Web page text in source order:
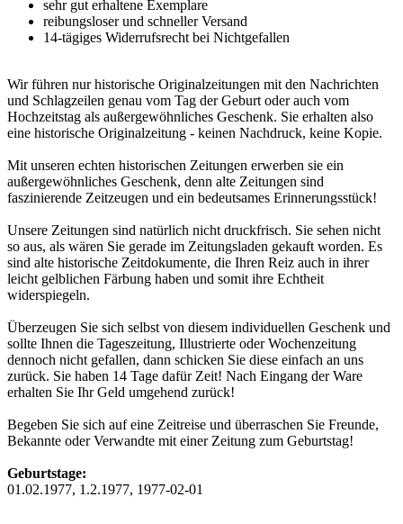
sehr gut erhaltene Exemplare
reibungsloser und schneller Versand
14-tägiges Widerrufsrecht bei Nichtgefallen
Wir führen nur historische Originalzeitungen mit den Nachrichten
und Schlagzeilen genau vom Tag der Geburt oder auch vom
Hochzeitstag als außergewöhnliches Geschenk. Sie erhalten also
eine historische Originalzeitung - keinen Nachdruck, keine Kopie.
Mit unseren echten historischen Zeitungen erwerben sie ein
außergewöhnliches Geschenk, denn alte Zeitungen sind
faszinierende Zeitzeugen und ein bedeutsames Erinnerungsstück!
Unsere Zeitungen sind natürlich nicht druckfrisch. Sie sehen nicht
so aus, als wären Sie gerade im Zeitungsladen gekauft worden. Es
sind alte historische Zeitdokumente, die Ihren Reiz auch in ihrer
leicht gelblichen Färbung haben und somit ihre Echtheit
widerspiegeln.
Überzeugen Sie sich selbst von diesem individuellen Geschenk und
sollte Ihnen die Tageszeitung, Illustrierte oder Wochenzeitung
dennoch nicht gefallen, dann schicken Sie diese einfach an uns
zurück. Sie haben 14 Tage dafür Zeit! Nach Eingang der Ware
erhalten Sie Ihr Geld umgehend zurück!
Begeben Sie sich auf eine Zeitreise und überraschen Sie Freunde,
Bekannte oder Verwandte mit einer Zeitung zum Geburtstag!
Geburtstage:
01.02.1977, 1.2.1977, 1977-02-01